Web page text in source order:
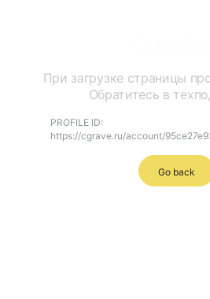
При загрузке страницы
Обратитесь в
PROFILE ID:
https://cgrave.ru/account/
Go back